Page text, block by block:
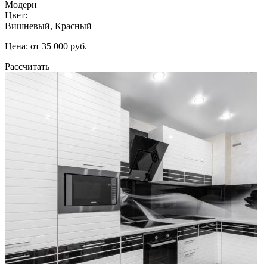
Модерн
Цвет:
Вишневый, Красный
Цена: от 35 000 руб.
Рассчитать